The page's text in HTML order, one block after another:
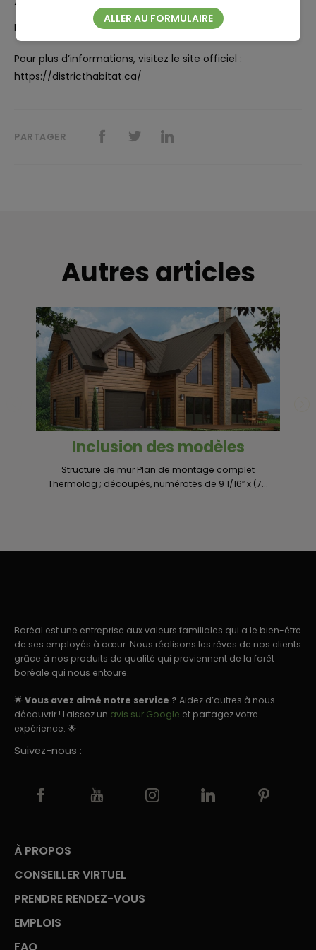
Le site est accessible aux personnes à mobilité réduite.
Pour plus d’informations, visitez le site officiel :
https://districthabitat.ca/
PARTAGER
Autres articles
Inclusion des modèles
Structure de mur Plan de montage complet
Thermolog ; découpés, numérotés de 9 1/16″ x (7...
ALLER AU FORMULAIRE
Boréal est une entreprise aux valeurs familiales qui a le bien-être
de ses employés à cœur. Nous réalisons les rêves de nos clients
grâce à nos produits de qualité qui proviennent de la forêt
boréale qui nous entoure.
🌟Vous avez aimé notre service ? Aidez d’autres à nous
découvrir ! Laissez un avis sur Google et partagez votre
expérience. 🌟
Suivez-nous :
À PROPOS
CONSEILLER VIRTUEL
PRENDRE RENDEZ-VOUS
EMPLOIS